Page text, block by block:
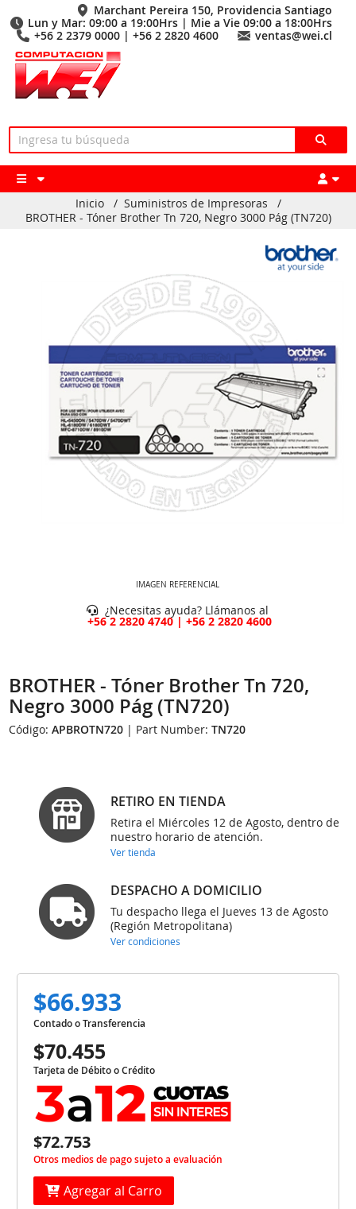
Marchant Pereira 150, Providencia Santiago
Lun y Mar: 09:00 a 19:00Hrs | Mie a Vie 09:00 a 18:00Hrs
+56 2 2379 0000 | +56 2 2820 4600
ventas@wei.cl
Inicio / Suministros de Impresoras
/
BROTHER - Tóner Brother Tn 720, Negro 3000 Pág (TN720)
IMAGEN REFERENCIAL
¿Necesitas ayuda? Llámanos al
+56 2 2820 4740 | +56 2 2820 4600
BROTHER - Tóner Brother Tn 720,
Negro 3000 Pág (TN720)
Código:APBROTN720 | Part Number:TN720
RETIRO EN TIENDA
Retira el Miércoles 12 de Agosto, dentro de
nuestro horario de atención.
Ver tienda
DESPACHO A DOMICILIO
Tu despacho llega el Jueves 13 de Agosto
(Región Metropolitana)
Ver condiciones
$66.933
Contado o Transferencia
$70.455
Tarjeta de Débito o Crédito
$72.753
Otros medios de pago sujeto a evaluación
Agregar al Carro